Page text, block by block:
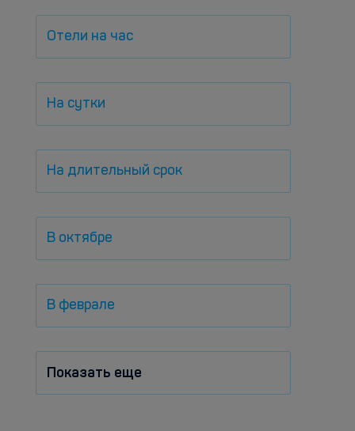
Отели на час
На сутки
На длительный срок
В октябре
В феврале
Показать еще